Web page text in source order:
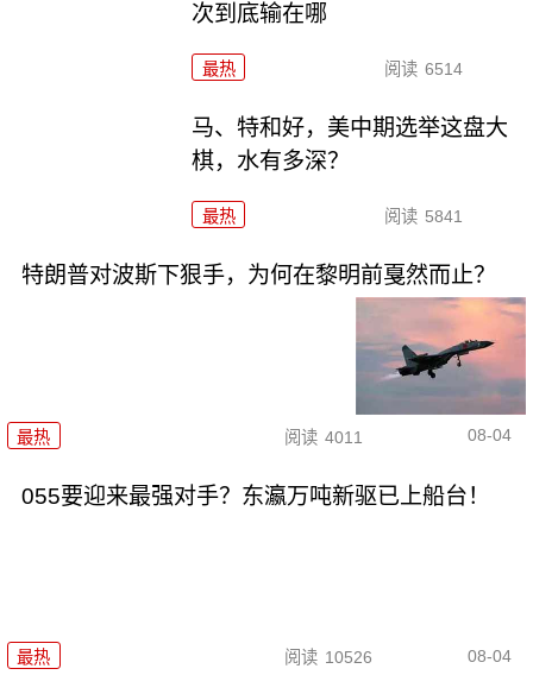
次到底输在哪
最热 阅读 6514
马、特和好，美中期选举这盘大
棋，水有多深？
最热 阅读 5841
特朗普对波斯下狠手，为何在黎明前戛然而止？
最热 阅读 4011 08-04
055要迎来最强对手？东瀛万吨新驱已上船台！
最热 阅读 10526 08-04